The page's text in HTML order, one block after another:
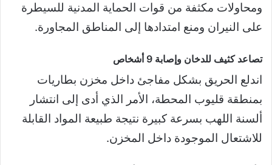
ومحاولات مكثفة من قوات الحماية المدنية للسيطرة
على النيران ومنع امتدادها إلى المناطق المجاورة.
تصاعد كثيف للدخان وإصابة 9 أشخاص
اندلع الحريق بشكل مفاجئ داخل مخزن بطاريات
بمنطقة قليوب المحطة، الأمر الذي أدى إلى انتشار
ألسنة اللهب بسرعة كبيرة نتيجة طبيعة المواد القابلة
للاشتعال الموجودة داخل المخزن.